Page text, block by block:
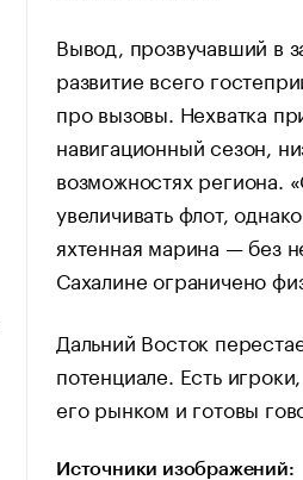
Вывод, прозвучавший в
развитие всего
про вызовы. Нехватка
навигационный сезон,
возможностях региона.
увеличивать флот,
яхтенная марина — без
Сахалине ограничено
Дальний Восток
потенциале. Есть
его рынком и готовы
Источники изображений: